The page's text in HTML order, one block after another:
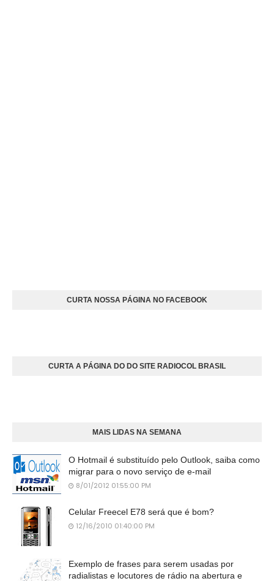
CURTA NOSSA PÁGINA NO FACEBOOK
CURTA A PÁGINA DO DO SITE RADIOCOL BRASIL
MAIS LIDAS NA SEMANA
O Hotmail é substituído pelo Outlook, saiba como
migrar para o novo serviço de e-mail
8/01/2012 01:55:00 PM
Celular Freecel E78 será que é bom?
12/16/2010 01:40:00 PM
Exemplo de frases para serem usadas por
radialistas e locutores de rádio na abertura e